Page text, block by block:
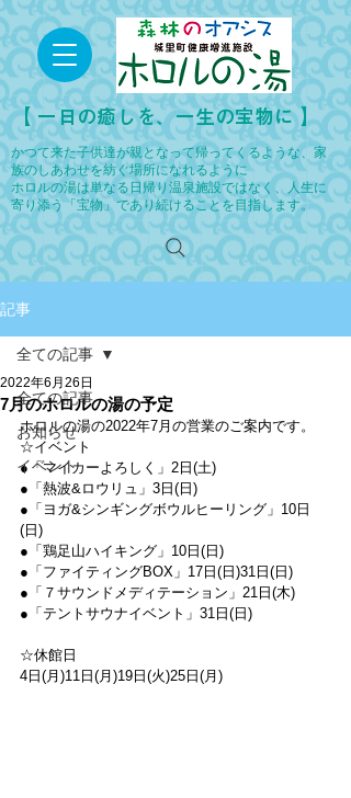
​【 一日の癒しを、一生の宝物に 】
かつて来た子供達が親となって帰ってくるような、家
族のしあわせを紡ぐ場所になれるように
ホロルの湯は単なる日帰り温泉施設ではなく、人生に
寄り添う「宝物」であり続けることを目指します。
記事
全ての記事
お知らせ
イベント
全ての記事
7月のホロルの湯の予定
2022年6月26日
ホロルの湯の2022年7月の営業のご案内です。
☆イベント
●「マイカーよろしく」2日(土)
●「熱波&ロウリュ」3日(日)
●「ヨガ&シンギングボウルヒーリング」10日
(日)
●「鶏足山ハイキング」10日(日)
●「ファイティングBOX」17日(日)31日(日)
●「７サウンドメディテーション」21日(木)
●「テントサウナイベント」31日(日)
☆休館日
4日(月)11日(月)19日(火)25日(月)